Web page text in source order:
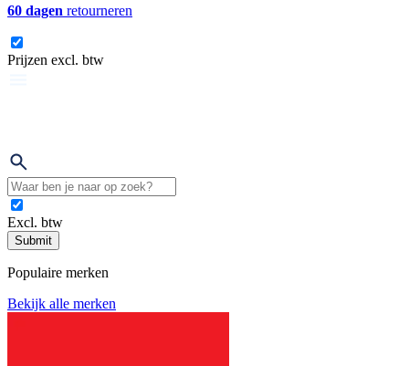
60 dagen retourneren
Prijzen excl. btw
Excl. btw
Submit
Populaire merken
Bekijk alle merken